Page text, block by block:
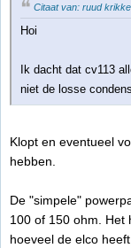
Citaat van: ruud
Hoi
Ik dacht dat cv113
niet de losse
Klopt en eventueel
hebben.
De "simpele"
100 of 150 ohm. Het
hoeveel de elco